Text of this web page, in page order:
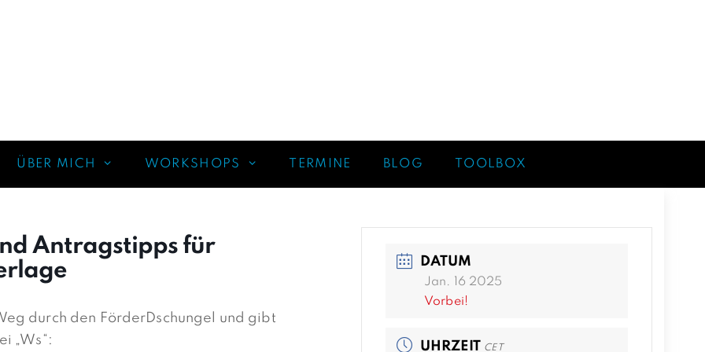
ÜBER MICH WORKSHOPS TERMINE BLOG TOOLBOX
Antragstipps für
durch den FörderDschungel und gibt
„Ws“:
DATUM
Jan. 16 2025
Vorbei!
UHRZEIT CET